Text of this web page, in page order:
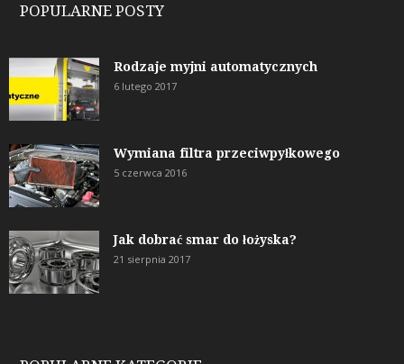
POPULARNE POSTY
Rodzaje myjni automatycznych
6 lutego 2017
Wymiana filtra przeciwpyłkowego
5 czerwca 2016
Jak dobrać smar do łożyska?
21 sierpnia 2017